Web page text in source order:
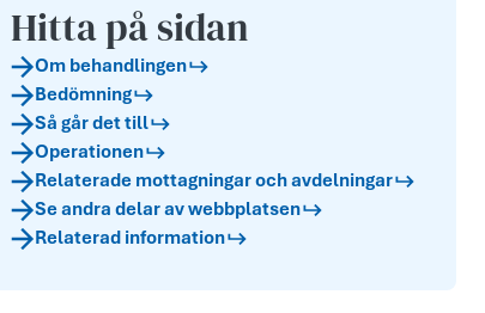
Hitta på sidan
Om behandlingen
Bedömning
Så går det till
Operationen
Relaterade mottagningar och avdelningar
Se andra delar av webbplatsen
Relaterad information